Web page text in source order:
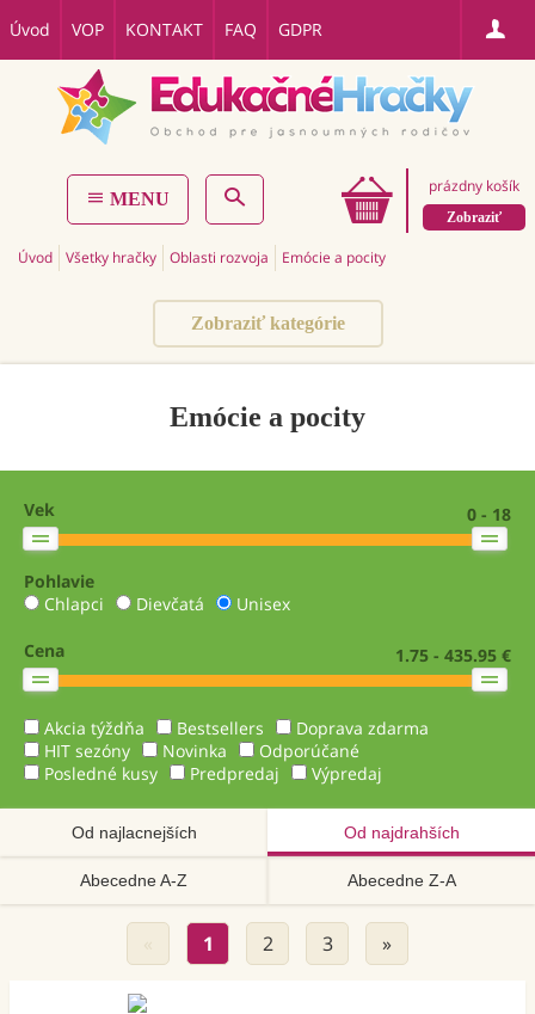
Úvod VOP KONTAKT FAQ GDPR
prázdny košík
Zobraziť
MENU
Úvod Všetky hračky Oblasti rozvoja Emócie a pocity
Zobraziť kategórie
Emócie a pocity
Vek 0 - 18
Pohlavie
Chlapci
Dievčatá Unisex
Cena 1.75 - 435.95 €
Akcia týždňa Bestsellers
Doprava zdarma
HIT sezóny
Novinka
Odporúčané
Posledné kusy
Predpredaj Výpredaj
Od najlacnejších Od najdrahších
Abecedne A-Z Abecedne Z-A
1 2 3 »